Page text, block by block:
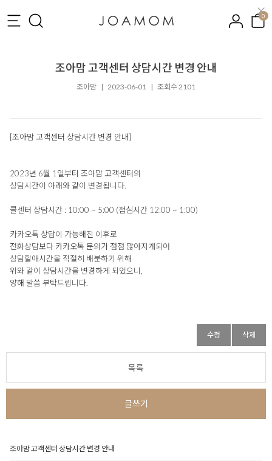
0
조아맘 고객센터 상담시간 변경 안내
조아맘 | 2023-06-01 | 조회수 2101
[조아맘 고객센터 상담시간 변경 안내]
2023년 6월 1일부터 조아맘 고객센터의
상담시간이 아래와 같이 변경됩니다.
콜센터 상담시간 : 10:00 ~ 5:00 (점심시간 12:00 ~ 1:00)
카카오톡 상담이 가능해진 이후로
전화상담보다 카카오톡 문의가 점점 많아지게되어
상담할애시간을 적절히 배분하기 위해
위와 같이 상담시간을 변경하게 되었으니,
양해 말씀 부탁드립니다.
수정 삭제
목록
글쓰기
조아맘 고객센터 상담시간 변경 안내